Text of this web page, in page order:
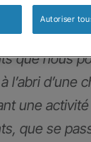
privée,
que nous
l’abri d’une
une
que se
Autoriser